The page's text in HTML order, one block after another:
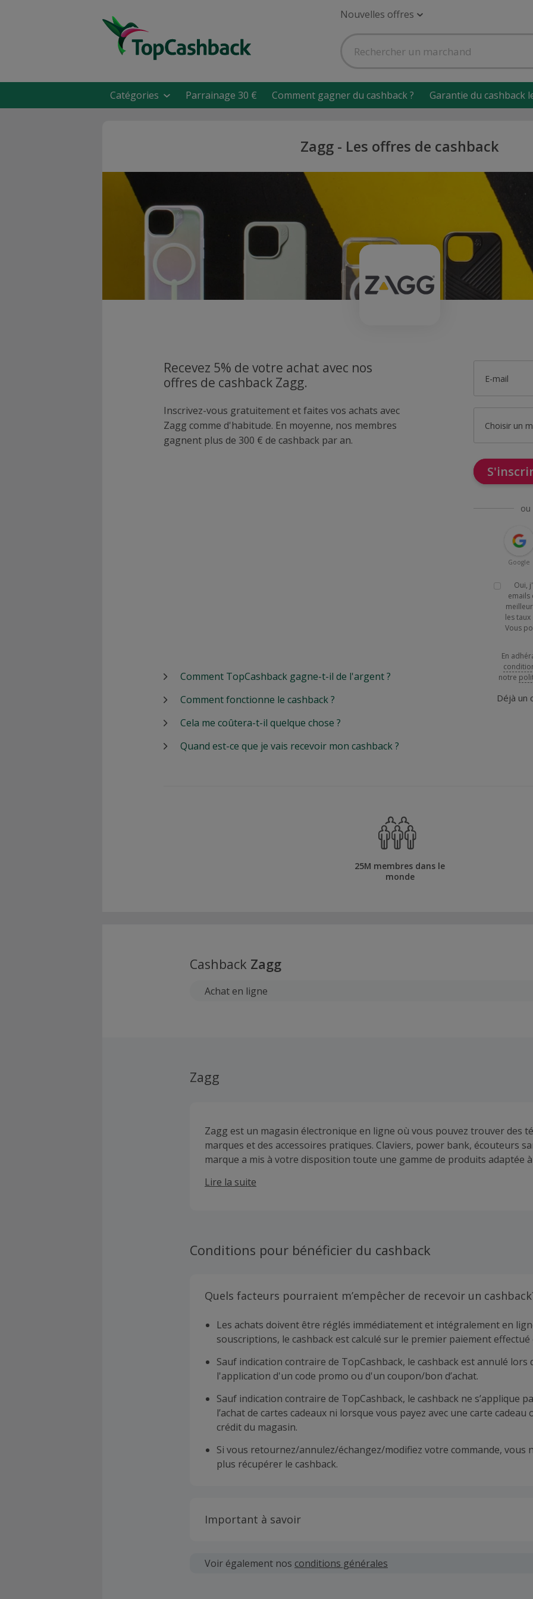
Nouvelles offres
Catégories Parrainage 30 € Comment gagner du cashback ? Garantie du cashback
Zagg - Les offres de cashback
Recevez 5% de votre achat avec nos
offres de cashback Zagg.
Inscrivez-vous gratuitement et faites vos achats avec
Zagg comme d'habitude. En moyenne, nos membres
gagnent plus de 300 € de cashback par an.
E-mail
Choisir un
ou
Google
Oui,
emails
les
Vous
En
notre
Déjà un
Comment TopCashback gagne-t-il de l'argent ?
Comment fonctionne le cashback ?
Cela me coûtera-t-il quelque chose ?
Quand est-ce que je vais recevoir mon cashback ?
25M membres dans le
monde
Cashback Zagg
Achat en ligne
Zagg
Zagg est un magasin électronique en ligne où vous pouvez trouver des
marques et des accessoires pratiques. Claviers, power bank, écouteurs
marque a mis à votre disposition toute une gamme de produits adaptée
Samsung et bénéficiez de toutes les offres exceptionnelles sur le site.
Lire la suite
Conditions pour bénéficier du cashback
Quels facteurs pourraient m’empêcher de recevoir un
Les achats doivent être réglés immédiatement et intégralement en
souscriptions, le cashback est calculé sur le premier paiement effectué
Sauf indication contraire de TopCashback, le cashback est annulé lors
l'application d'un code promo ou d'un coupon/bon d’achat.
Sauf indication contraire de TopCashback, le cashback ne s’applique
l’achat de cartes cadeaux ni lorsque vous payez avec une carte cadeau
crédit du magasin.
Si vous retournez/annulez/échangez/modifiez votre commande, vous
plus récupérer le cashback.
Important à savoir
soumises au plus tard dans les 100 jours qui suivent la date d'achat.
Voir également nos conditions générales